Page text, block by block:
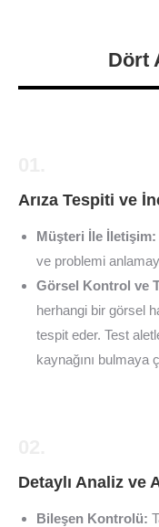
Dört
Arıza Tespiti ve
Müşteri İle İletişim:
ve problemi
Görsel Kontrol ve
herhangi bir görsel
tespit eder. Test
kaynağını bulmaya
Detaylı Analiz ve
Bileşen Kontrolü: